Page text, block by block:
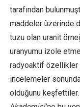
tarafından
maddeler üzerinde
tuzu olan uranit
uranyumu izole
radyoaktif özellikler
incelemeler
olduğunu keşfettiler.